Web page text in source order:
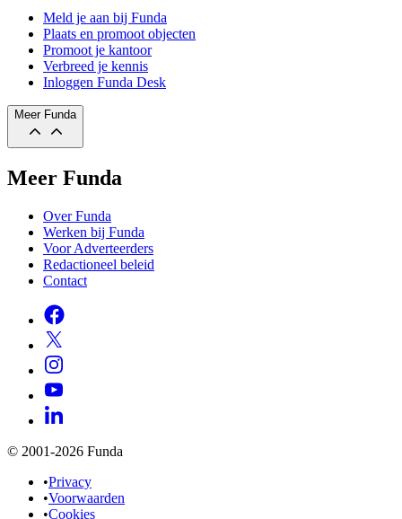
Meld je aan bij Funda
Plaats en promoot objecten
Promoot je kantoor
Verbreed je kennis
Inloggen Funda Desk
Meer Funda
Meer Funda
Over Funda
Werken bij Funda
Voor Adverteerders
Redactioneel beleid
Contact
© 2001-2026 Funda
•Privacy
•Voorwaarden
•Cookies